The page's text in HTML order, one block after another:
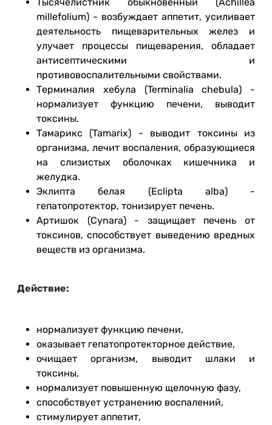
Тысячелистник обыкновенный (Achillea
millefolium) - возбуждает аппетит, усиливает
деятельность пищеварительных желез и
улучает процессы пищеварения, обладает
антисептическими и
противовоспалительными свойствами.
Терминалия хебула (Terminalia chebula) -
нормализует функцию печени, выводит
токсины.
Тамарикс (Tamarix) - выводит токсины из
организма, лечит воспаления, образующиеся
на слизистых оболочках кишечника и
желудка.
Эклипта белая (Eclipta alba) -
гепатопротектор, тонизирует печень.
Артишок (Cynara) - защищает печень от
токсинов, способствует выведению вредных
веществ из организма.
Действие:
нормализует функцию печени,
оказывает гепатопротекторное действие,
очищает организм, выводит шлаки и
токсины,
нормализует повышенную щелочную фазу,
способствует устранению воспалений,
стимулирует аппетит,